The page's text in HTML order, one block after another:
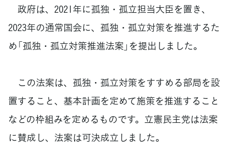
政府は、2021年に孤独・孤立担当大臣を置き、
2023年の通常国会に、孤独・孤立対策を推進するた
め「孤独・孤立対策推進法案」を提出しました。
この法案は、孤独・孤立対策をすすめる部局を設
置すること、基本計画を定めて施策を推進すること
などの枠組みを定めるものです。立憲民主党は法案
に賛成し、法案は可決成立しました。